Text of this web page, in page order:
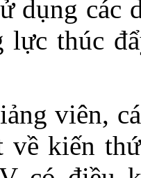
dụng các
lực thúc
viên,
về kiến